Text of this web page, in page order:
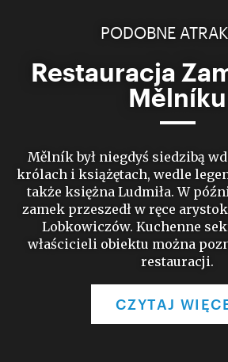
PODOBNE
Restauracja
Mělníku
Mělník był niegdyś siedzibą
królach i książętach, wedle
także księżna Ludmiła. W
zamek przeszedł w ręce
Lobkowiczów. Kuchenne
właścicieli obiektu można
restauracji.
CZYTAJ